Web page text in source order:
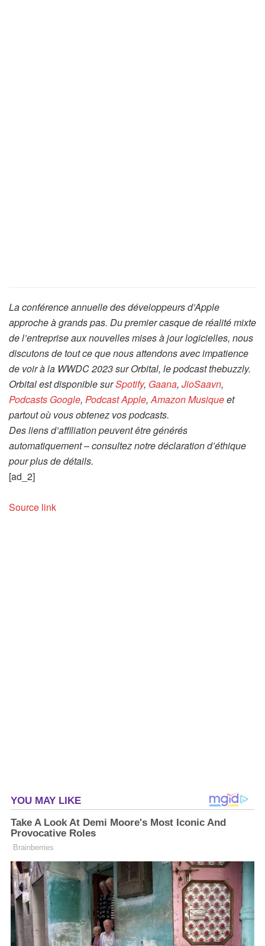
La conférence annuelle des développeurs d’Apple
approche à grands pas. Du premier casque de réalité mixte
de l’entreprise aux nouvelles mises à jour logicielles, nous
discutons de tout ce que nous attendons avec impatience
de voir à la WWDC 2023 sur Orbital, le podcast thebuzzly.
Orbital est disponible surSpotify, Gaana, JioSaavn,
Podcasts Google, Podcast Apple,Amazon Musiqueet
partout où vous obtenez vos podcasts.
Des liens d’affiliation peuvent être générés
automatiquement – consultez notre déclaration d’éthique
pour plus de détails.
[ad_2]
Source link